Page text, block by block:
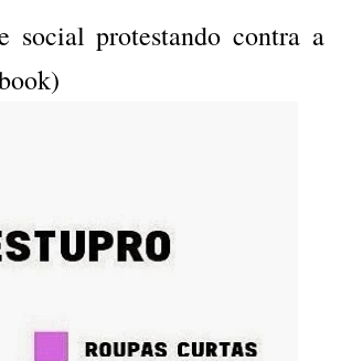
social protestando contra a